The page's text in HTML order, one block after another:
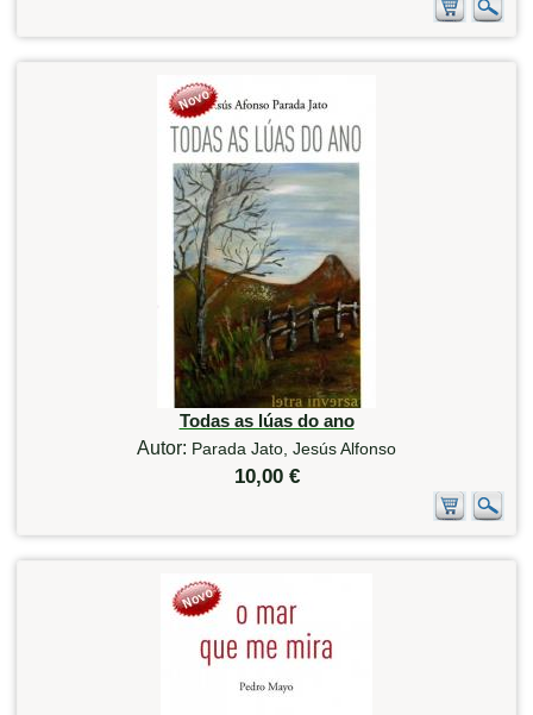
Todas as lúas do ano
Autor: Parada Jato, Jesús Alfonso
10,00 €